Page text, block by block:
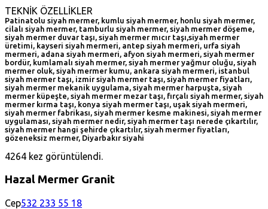
TEKNİK ÖZELLİKLER
Patinatolu siyah mermer, kumlu siyah mermer, honlu siyah mermer,
cilalı siyah mermer, tamburlu siyah mermer, siyah mermer döşeme,
siyah mermer duvar taşı, siyah mermer mıcır taşı,siyah mermer
üretimi, kayseri siyah mermeri, antep siyah mermeri, urfa siyah
mermeri, adana siyah mermeri, afyon siyah mermeri, siyah mermer
bordür, kumlamalı siyah mermer, siyah mermer yağmur oluğu, siyah
mermer oluk, siyah mermer kumu, ankara siyah mermeri, istanbul
siyah mermer taşı, izmir siyah mermer taşı, siyah mermer fiyatları,
siyah mermer mekanik uygulama, siyah mermer harpuşta, siyah
mermer küpeşte, siyah mermer mezar taşı, fırçalı siyah mermer, siyah
mermer kırma taşı, konya siyah mermer taşı, uşak siyah mermeri,
siyah mermer fabrikası, siyah mermer kesme makinesi, siyah mermer
uygulaması, siyah mermer nedir, siyah mermer taşı nerede çıkartılır,
siyah mermer hangi şehirde çıkartılır, siyah mermer fiyatları,
gözeneksiz mermer, Diyarbakır siyahi
4264 kez görüntülendi.
Hazal Mermer Granit
Cep532 233 55 18